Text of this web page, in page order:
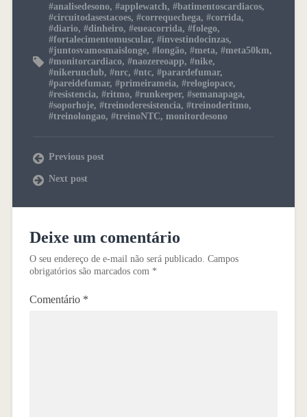
#analisedesono, #applewatch, #batimentoscardiacos,
#circuitodasestacoes, #correquechega, #corrida,
#diario, #dinheiro, #eueacorrida, #folego,
#fortalecimentomuscular, #investindocinzas,
#juntosvamosmaislonge, #longão, #meta, #meta50km,
#monitorcardiaco, #naozereoapp, #nike,
#nikerunclub, #nrc, #ntc, #parardefumar,
#pareidefumar, #primeirameia, #relogiopace,
#resistencia, #ritmo, #runkeeper, #semanapaga,
#soporhoje, #treinoderesistencia, #treinoderitmo,
#treinolongao, #treinoNTC, monitordesono
Previous post
Next post
Deixe um comentário
O seu endereço de e-mail não será publicado. Campos
obrigatórios são marcados com *
Comentário *